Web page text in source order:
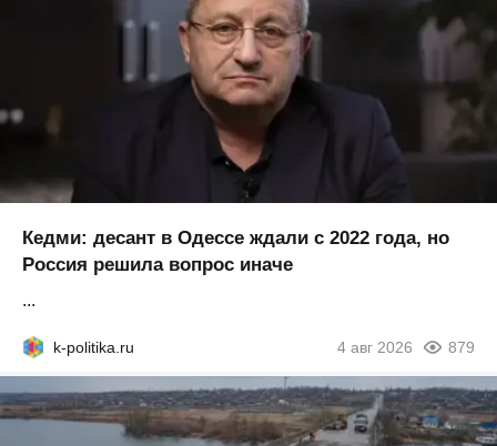
Кедми: десант в Одессе ждали с 2022 года, но
Россия решила вопрос иначе
...
k-politika.ru 4 авг 2026 879